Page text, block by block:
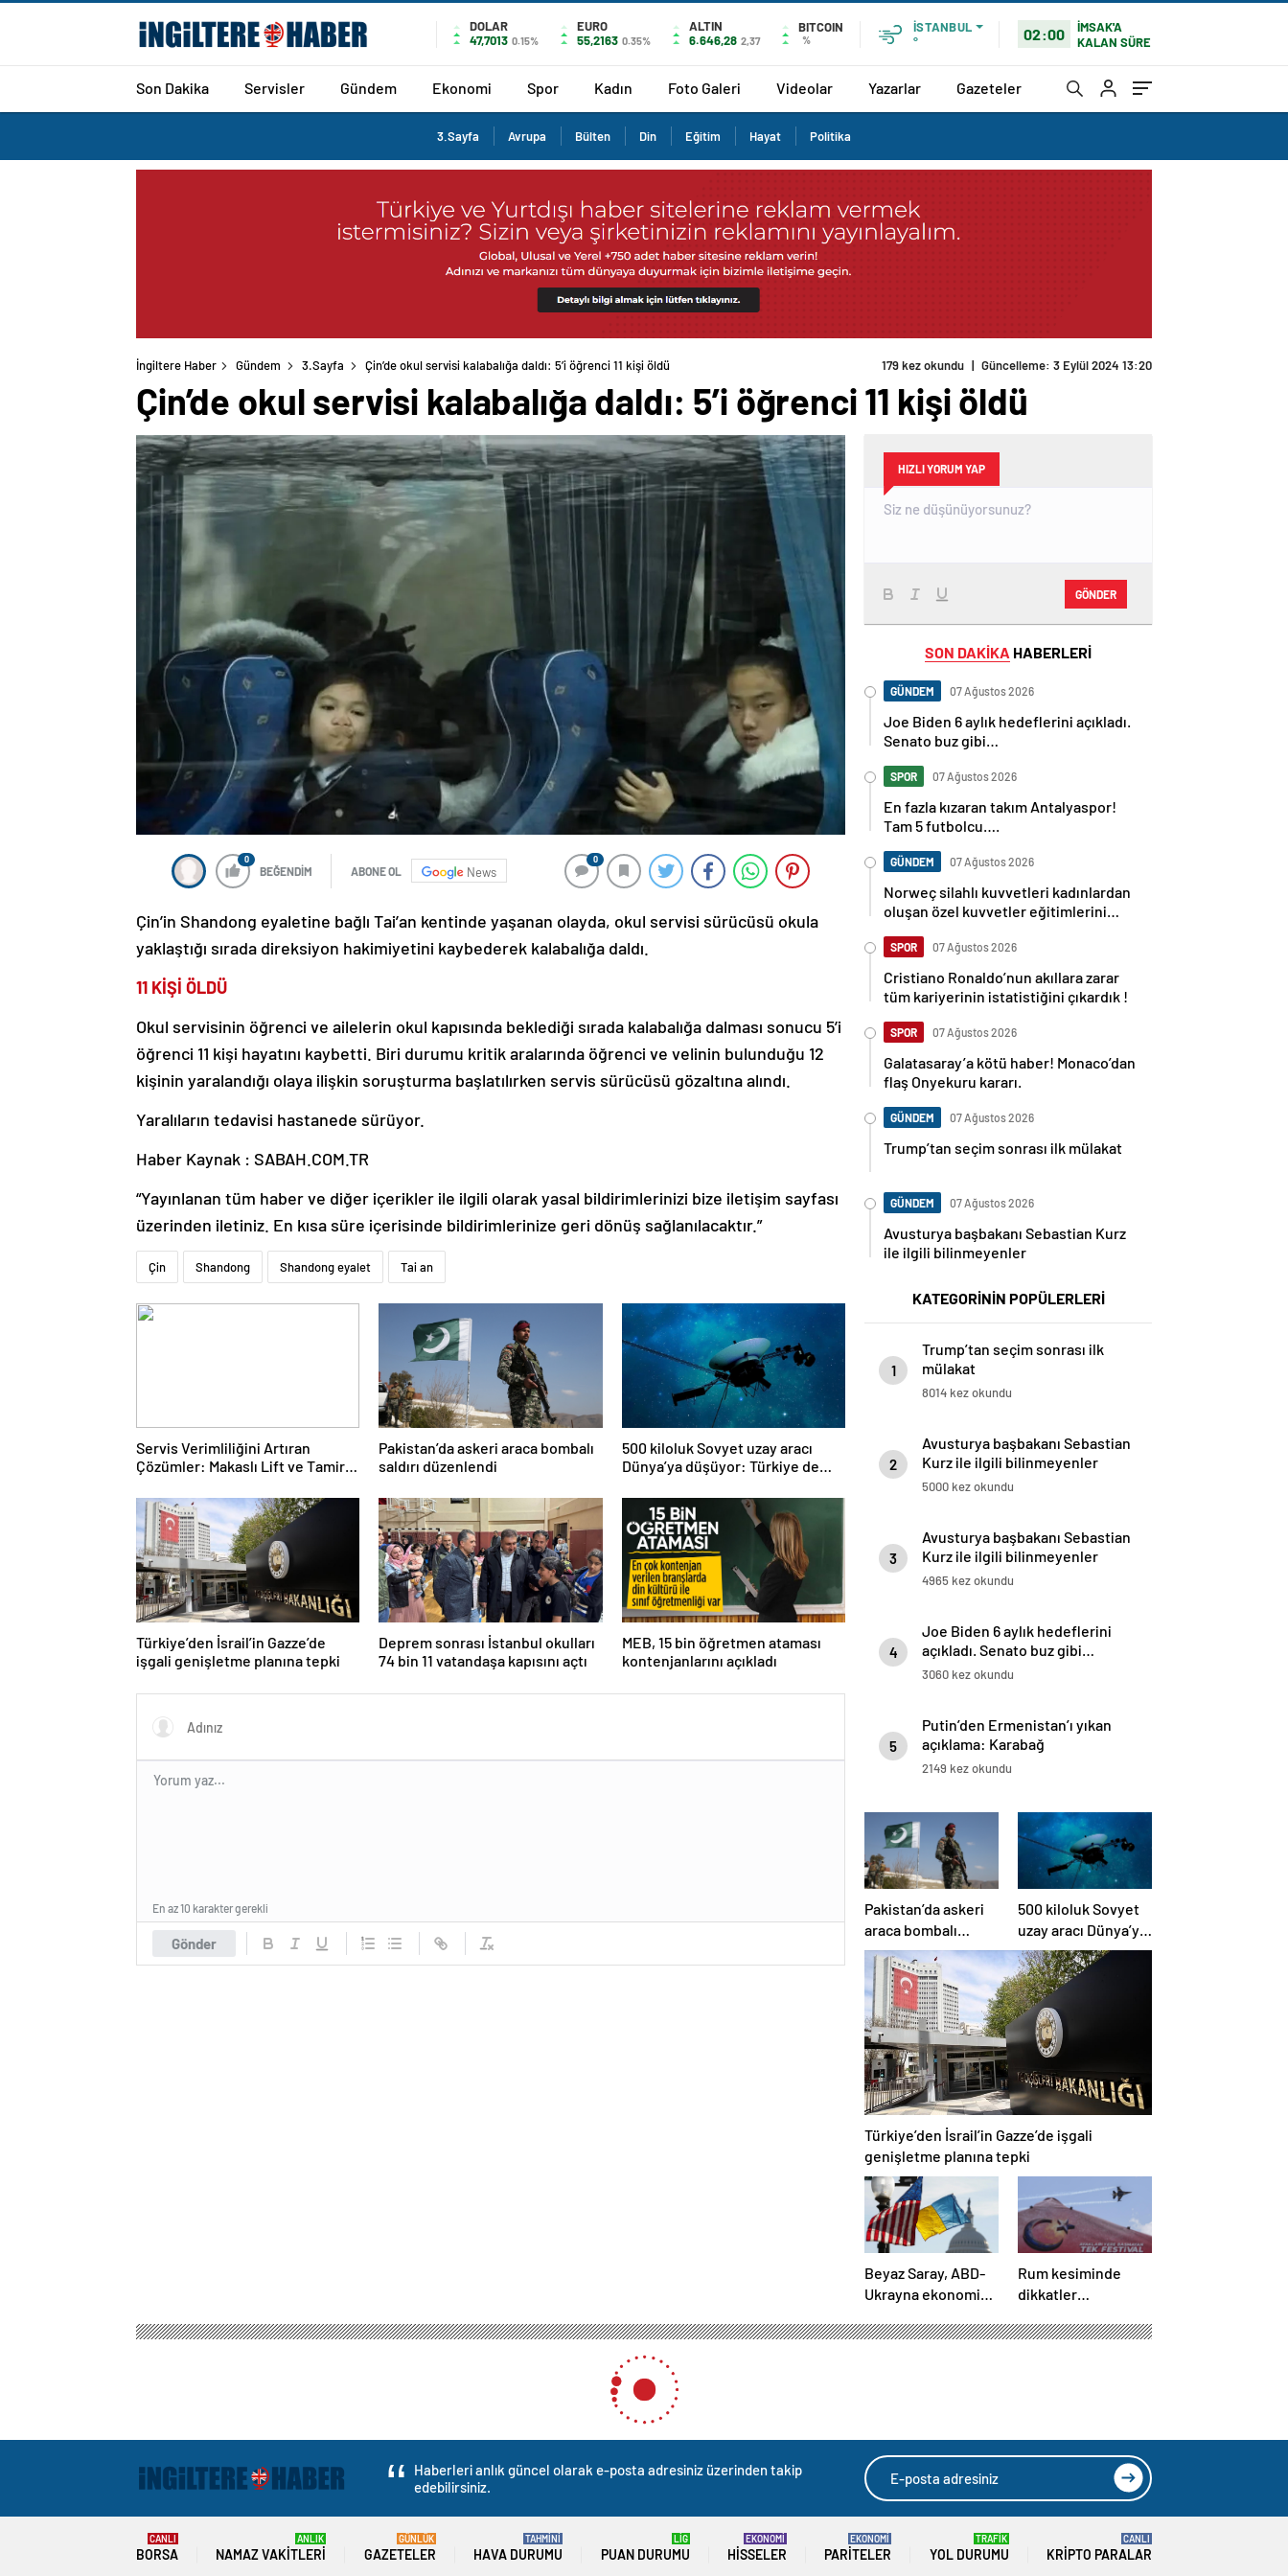
DOLAR
47,7013 0.15%
EURO
55,2163 0.35%
ALTIN
6.646,28 2,37
BITCOIN
%
İSTANBUL
°
02:00
İMSAK'A
KALAN SÜRE
Son Dakika Servisler Gündem Ekonomi Spor Kadın Foto Galeri Videolar Yazarlar Gazeteler
3.Sayfa Avrupa Bülten Din Eğitim Hayat Politika
İngiltere Haber Gündem 3.Sayfa Çin’de okul servisi kalabalığa daldı: 5’i öğrenci 11 kişi öldü 179 kez okundu | Güncelleme: 3 Eylül 2024 13:20
Çin’de okul servisi kalabalığa daldı: 5’i öğrenci 11 kişi öldü
0
BEĞENDİM ABONE OL News
0
Çin’in Shandong eyaletine bağlı Tai’an kentinde yaşanan olayda, okul servisi sürücüsü okula
yaklaştığı sırada direksiyon hakimiyetini kaybederek kalabalığa daldı.
11 KİŞİ ÖLDÜ
Okul servisinin öğrenci ve ailelerin okul kapısında beklediği sırada kalabalığa dalması sonucu 5’i
öğrenci 11 kişi hayatını kaybetti. Biri durumu kritik aralarında öğrenci ve velinin bulunduğu 12
kişinin yaralandığı olaya ilişkin soruşturma başlatılırken servis sürücüsü gözaltına alındı.
Yaralıların tedavisi hastanede sürüyor.
Haber Kaynak : SABAH.COM.TR
“Yayınlanan tüm haber ve diğer içerikler ile ilgili olarak yasal bildirimlerinizi bize iletişim sayfası
üzerinden iletiniz. En kısa süre içerisinde bildirimlerinize geri dönüş sağlanılacaktır.”
Çin Shandong Shandong eyalet Tai an
Servis Verimliliğini Artıran
Çözümler: Makaslı Lift ve Tamirci
Pakistan’da askeri araca bombalı
saldırı düzenlendi
500 kiloluk Sovyet uzay aracı
Dünya’ya düşüyor: Türkiye de
Türkiye’den İsrail’in Gazze’de
işgali genişletme planına tepki
Deprem sonrası İstanbul okulları
74 bin 11 vatandaşa kapısını açtı
MEB, 15 bin öğretmen ataması
kontenjanlarını açıkladı
Gönder
En az 10 karakter gerekli
HIZLI YORUM YAP
GÖNDER
SON DAKİKA HABERLERİ
GÜNDEM 07 Ağustos 2026
Joe Biden 6 aylık hedeflerini açıkladı.
Senato buz gibi…
SPOR 07 Ağustos 2026
En fazla kızaran takım Antalyaspor!
Tam 5 futbolcu….
GÜNDEM 07 Ağustos 2026
Norweç silahlı kuvvetleri kadınlardan
oluşan özel kuvvetler eğitimlerini
SPOR 07 Ağustos 2026
Cristiano Ronaldo’nun akıllara zarar
tüm kariyerinin istatistiğini çıkardık !
SPOR 07 Ağustos 2026
Galatasaray’a kötü haber! Monaco’dan
flaş Onyekuru kararı.
GÜNDEM 07 Ağustos 2026
Trump’tan seçim sonrası ilk mülakat
GÜNDEM 07 Ağustos 2026
Avusturya başbakanı Sebastian Kurz
ile ilgili bilinmeyenler
KATEGORİNİN POPÜLERLERİ
1
Trump’tan seçim sonrası ilk
mülakat
8014 kez okundu
2
Avusturya başbakanı Sebastian
Kurz ile ilgili bilinmeyenler
5000 kez okundu
3
Avusturya başbakanı Sebastian
Kurz ile ilgili bilinmeyenler
4965 kez okundu
4
Joe Biden 6 aylık hedeflerini
açıkladı. Senato buz gibi…
3060 kez okundu
5
Putin’den Ermenistan’ı yıkan
açıklama: Karabağ
Azerbaycan’ın ayrılmaz bir
2149 kez okundu
Pakistan’da askeri
araca bombalı
saldırı düzenlendi
500 kiloluk Sovyet
uzay aracı Dünya’ya
düşüyor: Türkiye de
risk altında
Türkiye’den İsrail’in Gazze’de işgali
genişletme planına tepki
Beyaz Saray, ABD-
Ukrayna ekonomik
anlaşmasının
Rum kesiminde
dikkatler
KKTC’de
Haberleri anlık güncel olarak e-posta adresiniz üzerinden takip
edebilirsiniz.
BORSA
CANLI
NAMAZ VAKITLERI
ANLIK
GAZETELER
GÜNLÜK
HAVA DURUMU
TAHMİNİ
PUAN DURUMU
LİG
HISSELER
EKONOMİ
PARITELER
EKONOMİ
YOL DURUMU
TRAFİK
KRIPTO PARALAR
CANLI